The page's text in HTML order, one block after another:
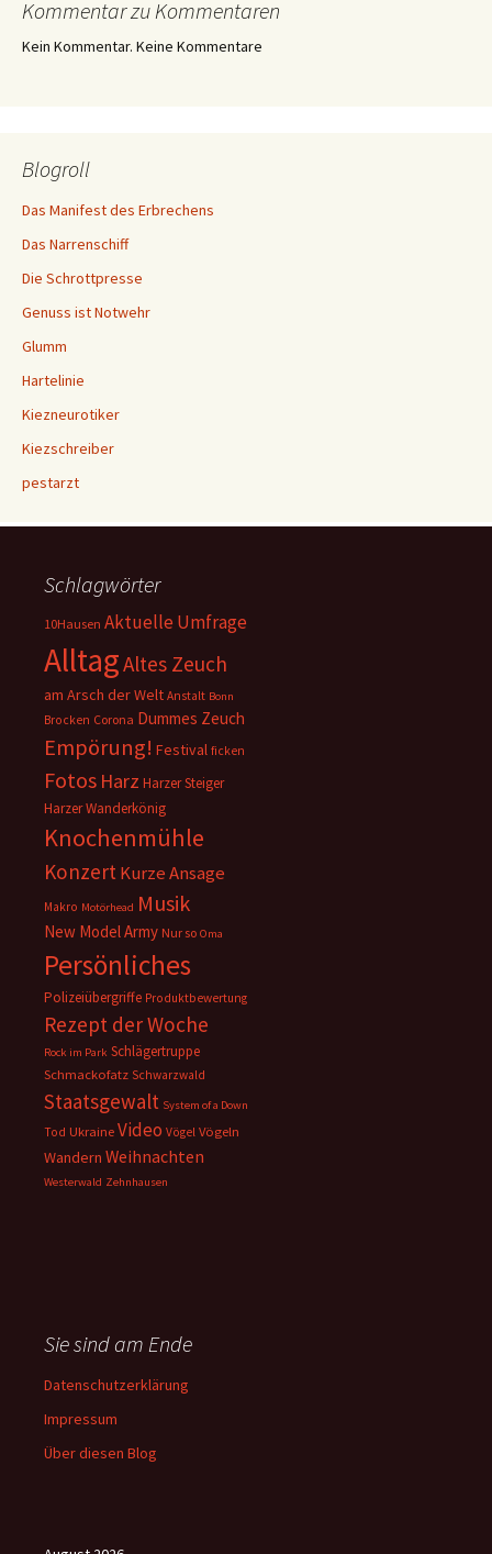
Kommentar zu Kommentaren
Kein Kommentar. Keine Kommentare
Blogroll
Das Manifest des Erbrechens
Das Narrenschiff
Die Schrottpresse
Genuss ist Notwehr
Glumm
Hartelinie
Kiezneurotiker
Kiezschreiber
pestarzt
Schlagwörter
10Hausen Aktuelle Umfrage
AlltagAltes Zeuch
am Arsch der Welt Anstalt Bonn
Brocken Corona Dummes Zeuch
Empörung! Festival ficken
Fotos Harz Harzer Steiger
Harzer Wanderkönig
Knochenmühle
KonzertKurze Ansage
Makro Motörhead Musik
New Model Army Nur so Oma
Persönliches
Polizeiübergriffe Produktbewertung
Rezept der Woche
Rock im Park Schlägertruppe
Schmackofatz Schwarzwald
Staatsgewalt System of a Down
Tod Ukraine Video Vögel Vögeln
Wandern Weihnachten
Westerwald Zehnhausen
Sie sind am Ende
Datenschutzerklärung
Impressum
Über diesen Blog